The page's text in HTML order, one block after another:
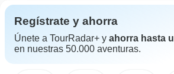
Inglés
Poca disponibilidad
Desde:
Regístrate y ahorra
Únete a TourRadar+ y ahorra hasta
en nuestras 50.000 aventuras.